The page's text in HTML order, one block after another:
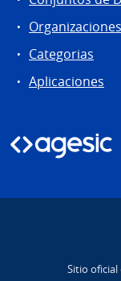
Organizaciones
Categorias
Aplicaciones
Sitio oficial